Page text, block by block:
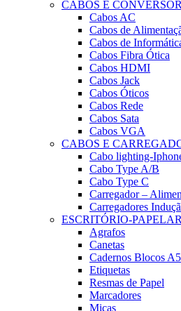
CABOS E
Cabos AC
Cabos de
Cabos de
Cabos Fibra Ótica
Cabos HDMI
Cabos Jack
Cabos Óticos
Cabos Rede
Cabos Sata
Cabos VGA
CABOS E
Cabo lighting-
Cabo Type A/B
Cabo Type C
Carregador –
Carregadores
ESCRITÓRIO-
Agrafos
Canetas
Cadernos Blocos A5
Etiquetas
Resmas de Papel
Marcadores
Micas